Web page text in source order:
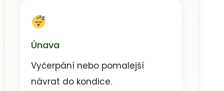
Únava
Vyčerpání nebo pomalejší
návrat do kondice.